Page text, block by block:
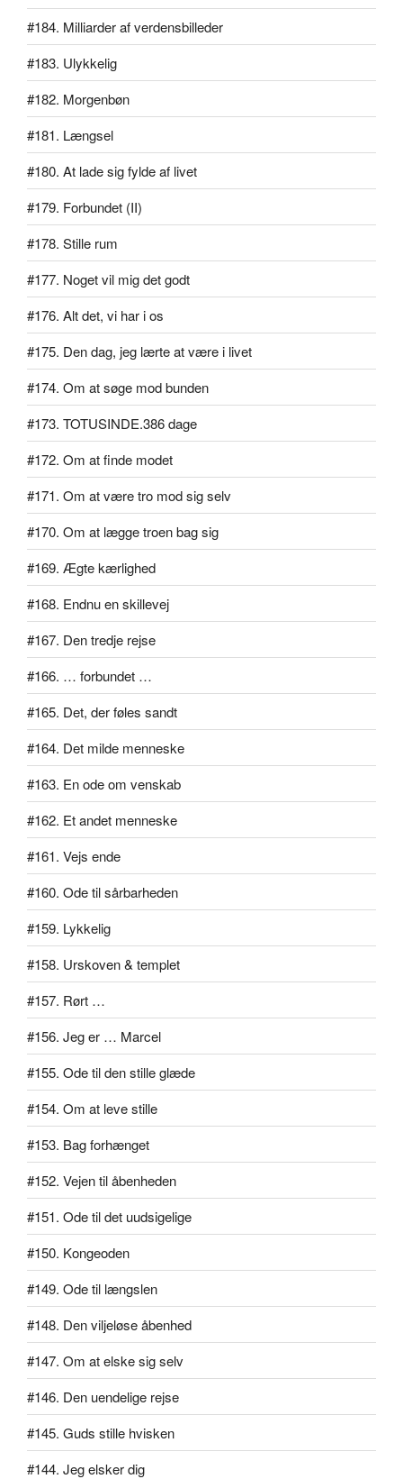
#184. Milliarder af verdensbilleder
#183. Ulykkelig
#182. Morgenbøn
#181. Længsel
#180. At lade sig fylde af livet
#179. Forbundet (II)
#178. Stille rum
#177. Noget vil mig det godt
#176. Alt det, vi har i os
#175. Den dag, jeg lærte at være i livet
#174. Om at søge mod bunden
#173. TOTUSINDE.386 dage
#172. Om at finde modet
#171. Om at være tro mod sig selv
#170. Om at lægge troen bag sig
#169. Ægte kærlighed
#168. Endnu en skillevej
#167. Den tredje rejse
#166. … forbundet …
#165. Det, der føles sandt
#164. Det milde menneske
#163. En ode om venskab
#162. Et andet menneske
#161. Vejs ende
#160. Ode til sårbarheden
#159. Lykkelig
#158. Urskoven & templet
#157. Rørt …
#156. Jeg er … Marcel
#155. Ode til den stille glæde
#154. Om at leve stille
#153. Bag forhænget
#152. Vejen til åbenheden
#151. Ode til det uudsigelige
#150. Kongeoden
#149. Ode til længslen
#148. Den viljeløse åbenhed
#147. Om at elske sig selv
#146. Den uendelige rejse
#145. Guds stille hvisken
#144. Jeg elsker dig